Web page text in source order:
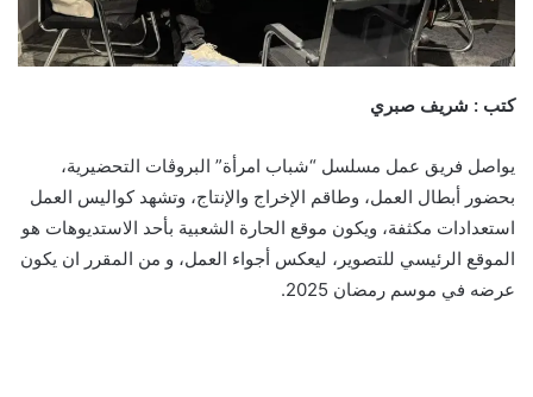
كتب : شريف صبري
يواصل فريق عمل مسلسل “شباب امرأة” البروڤات التحضيرية،
بحضور أبطال العمل، وطاقم الإخراج والإنتاج، وتشهد كواليس العمل
استعدادات مكثفة، ويكون موقع الحارة الشعبية بأحد الاستديوهات هو
الموقع الرئيسي للتصوير، ليعكس أجواء العمل، و من المقرر ان يكون
عرضه في موسم رمضان 2025.